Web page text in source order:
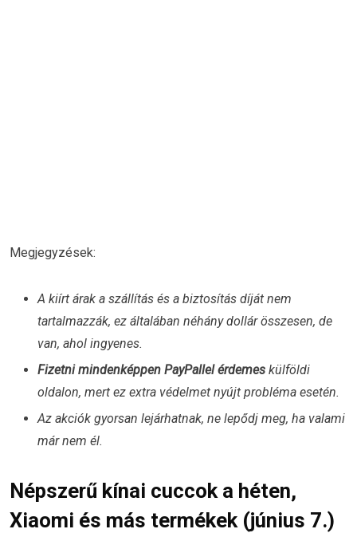
Megjegyzések:
A kiírt árak a szállítás és a biztosítás díját nem
tartalmazzák, ez általában néhány dollár összesen, de
van, ahol ingyenes.
Fizetni mindenképpen PayPallel érdemes külföldi
oldalon, mert ez extra védelmet nyújt probléma esetén.
Az akciók gyorsan lejárhatnak, ne lepődj meg, ha valami
már nem él.
Népszerű kínai cuccok a héten,
Xiaomi és más termékek (június 7.)